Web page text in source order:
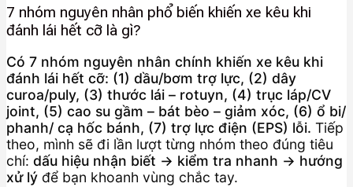
7 nhóm nguyên nhân phổ biến khiến xe kêu khi
đánh lái hết cỡ là gì?
Có 7 nhóm nguyên nhân chính khiến xe kêu khi
đánh lái hết cỡ: (1) dầu/bơm trợ lực, (2) dây
curoa/puly, (3) thước lái – rotuyn, (4) trục láp/CV
joint, (5) cao su gầm – bát bèo – giảm xóc, (6) ổ bi/
phanh/ cạ hốc bánh, (7) trợ lực điện (EPS) lỗi. Tiếp
theo, mình sẽ đi lần lượt từng nhóm theo đúng tiêu
chí: dấu hiệu nhận biết → kiểm tra nhanh → hướng
xử lý để bạn khoanh vùng chắc tay.